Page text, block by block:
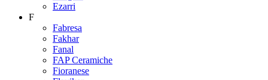
Ezarri
F
Fabresa
Fakhar
Fanal
FAP Ceramiche
Fioranese